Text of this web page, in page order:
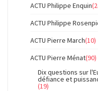
ACTU Philippe Enquin
ACTU Philippe
ACTU Pierre March(10)
ACTU Pierre Ménat(90)
Dix questions sur
défiance et
(19)